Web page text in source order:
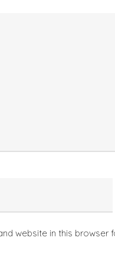
website in this browser